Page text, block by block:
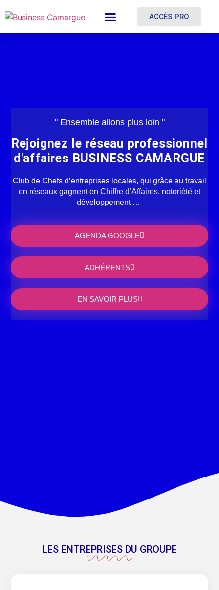
ACCÈS PRO
" Ensemble allons plus loin "
Rejoignez le réseau professionnel
d'affaires BUSINESS CAMARGUE
Club de Chefs d’entreprises locales, qui grâce au travail
en réseaux gagnent en Chiffre d’Affaires, notoriété et
développement …
AGENDA GOOGLE
ADHÉRENTS
EN SAVOIR PLUS
LES ENTREPRISES DU GROUPE